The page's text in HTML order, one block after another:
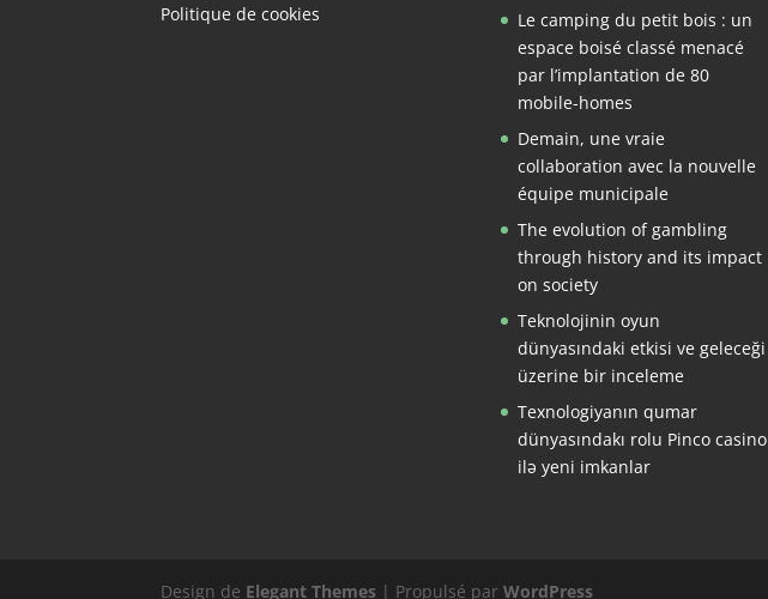
Politique de cookies
Le camping du petit bois : un
espace boisé classé menacé
par l’implantation de 80
mobile-homes
Demain, une vraie
collaboration avec la nouvelle
équipe municipale
The evolution of gambling
through history and its impact
on society
Teknolojinin oyun
dünyasındaki etkisi ve geleceği
üzerine bir inceleme
Texnologiyanın qumar
dünyasındakı rolu Pinco casino
ilə yeni imkanlar
Design de Elegant Themes | Propulsé parWordPress